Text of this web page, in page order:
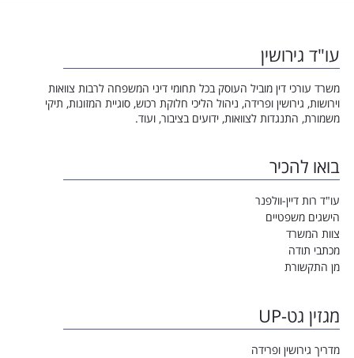
עו"ד גירושין
משרד עורכי דין מוביל העוסק בכל תחומי דיני המשפחה לרבות צוואות
וירושות, גירושין ופרידה, ניהול הליכי חלוקת רכוש, סוגיית המזונות, תיקי
משמורת, התנגדות לצוואות, ידועים בציבור, ועוד.
בואו להכיר
עו"ד רות דיין-וולפנר
הישגים משפטיים
צוות המשרד
מכתבי תודה
מן התקשורת
מגזין גט-UP
מדריך גירושין ופרידה